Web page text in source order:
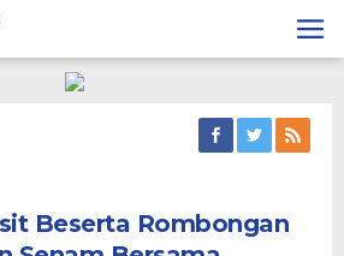
Beserta Rombongan